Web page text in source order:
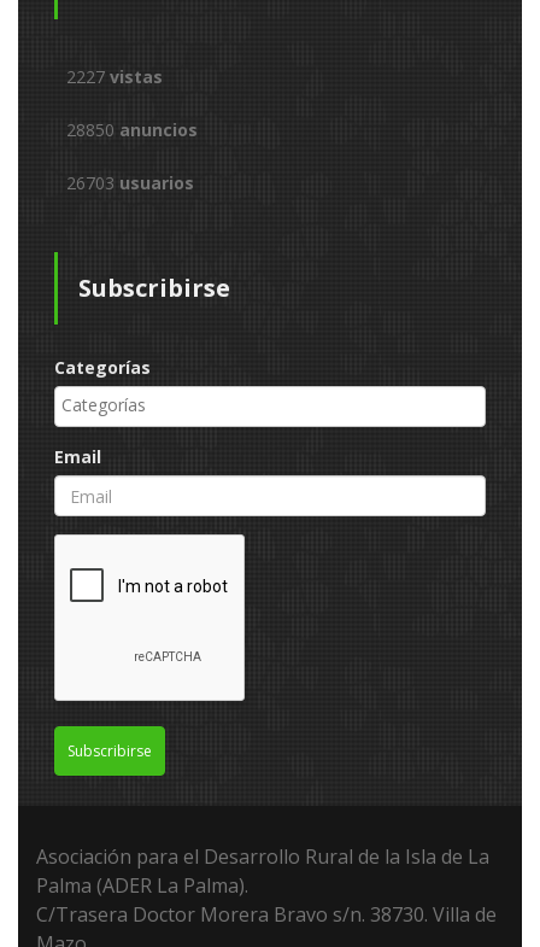
2227 vistas
28850 anuncios
26703 usuarios
Subscribirse
Categorías
Email
Subscribirse
Asociación para el Desarrollo Rural de la Isla de La
Palma (ADER La Palma).
C/Trasera Doctor Morera Bravo s/n. 38730. Villa de